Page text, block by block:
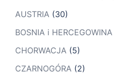
AUSTRIA (30)
BOSNIA i HERCEGOWINA
CHORWACJA (5)
CZARNOGÓRA (2)